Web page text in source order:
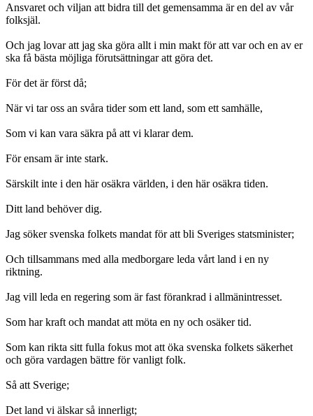
Ansvaret och viljan att bidra till det gemensamma är en del av vår
folksjäl.
Och jag lovar att jag ska göra allt i min makt för att var och en av er
ska få bästa möjliga förutsättningar att göra det.
För det är först då;
När vi tar oss an svåra tider som ett land, som ett samhälle,
Som vi kan vara säkra på att vi klarar dem.
För ensam är inte stark.
Särskilt inte i den här osäkra världen, i den här osäkra tiden.
Ditt land behöver dig.
Jag söker svenska folkets mandat för att bli Sveriges statsminister;
Och tillsammans med alla medborgare leda vårt land i en ny
riktning.
Jag vill leda en regering som är fast förankrad i allmänintresset.
Som har kraft och mandat att möta en ny och osäker tid.
Som kan rikta sitt fulla fokus mot att öka svenska folkets säkerhet
och göra vardagen bättre för vanligt folk.
Så att Sverige;
Det land vi älskar så innerligt;